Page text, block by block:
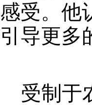
感受。他
引导更多
受制于